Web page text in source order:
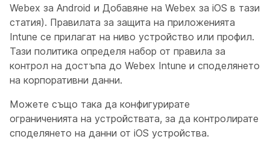
Webex за Android и Добавяне на Webex за iOS в тази
статия). Правилата за защита на приложенията
Intune се прилагат на ниво устройство или профил.
Тази политика определя набор от правила за
контрол на достъпа до Webex Intune и споделянето
на корпоративни данни.
Можете също така да конфигурирате
ограниченията на устройствата, за да контролирате
споделянето на данни от iOS устройства.